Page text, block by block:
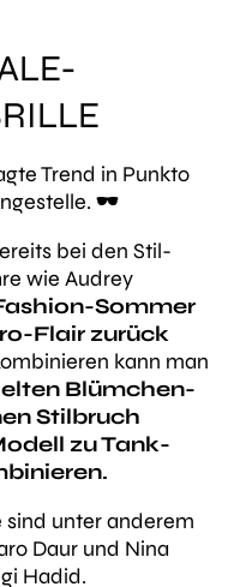
Trend in Punkto
🕶
bei den Stil-
wie Audrey
Sommer
Flair zurück
kann man
Blümchen-
Stilbruch
zu Tank-
sind unter anderem
Daur und Nina
Hadid.